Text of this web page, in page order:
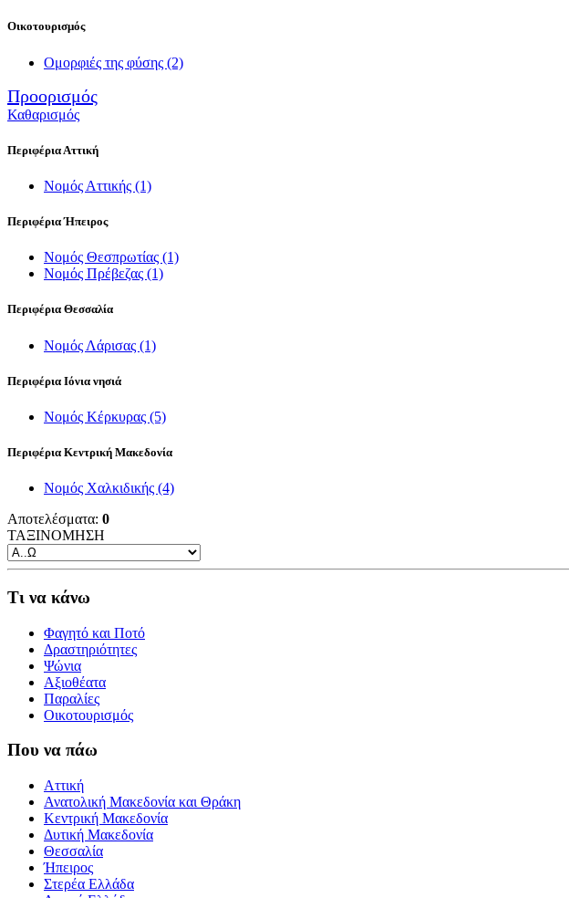
Οικοτουρισμός
Ομορφιές της φύσης (2)
Προορισμός
Καθαρισμός
Περιφέρια Αττική
Νομός Αττικής (1)
Περιφέρια Ήπειρος
Νομός Θεσπρωτίας (1)
Νομός Πρέβεζας (1)
Περιφέρια Θεσσαλία
Νομός Λάρισας (1)
Περιφέρια Ιόνια νησιά
Νομός Κέρκυρας (5)
Περιφέρια Κεντρική Μακεδονία
Νομός Χαλκιδικής (4)
Αποτελέσματα: 0
ΤΑΞΙΝΟΜΗΣΗ
Τι να κάνω
Φαγητό και Ποτό
Δραστηριότητες
Ψώνια
Αξιοθέατα
Παραλίες
Οικοτουρισμός
Που να πάω
Αττική
Ανατολική Μακεδονία και Θράκη
Κεντρική Μακεδονία
Δυτική Μακεδονία
Θεσσαλία
Ήπειρος
Στερέα Ελλάδα